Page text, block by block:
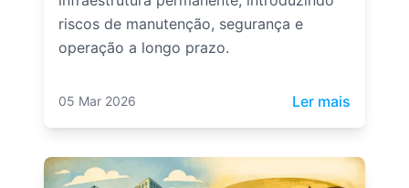
riscos de manutenção, segurança e
operação a longo prazo.
05 Mar 2026 Ler mais